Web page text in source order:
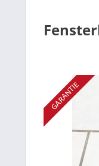
GARANTIE